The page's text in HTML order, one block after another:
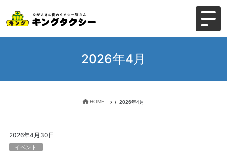
2026年4月
HOME 2026年4月
2026年4月30日
イベント